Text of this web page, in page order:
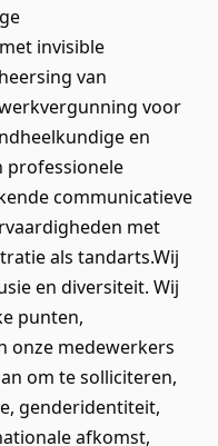
invisible
van
voor
en
professionele
communicatieve
met
als tandarts.Wij
en diversiteit. Wij
punten,
onze medewerkers
om te solliciteren,
genderidentiteit,
afkomst,